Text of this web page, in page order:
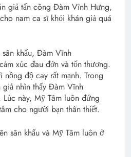
giả tấn công Đàm Vĩnh Hưng,
nam ca sĩ khỏi khán giả quá
khấu, Đàm Vĩnh
xúc đau đớn và tổn thương.
độ cay rất mạnh. Trong
nhìn thấy Đàm Vĩnh
này, Mỹ Tâm luôn đứng
cho người bạn thân thiết.
sân khấu và Mỹ Tâm luôn ở